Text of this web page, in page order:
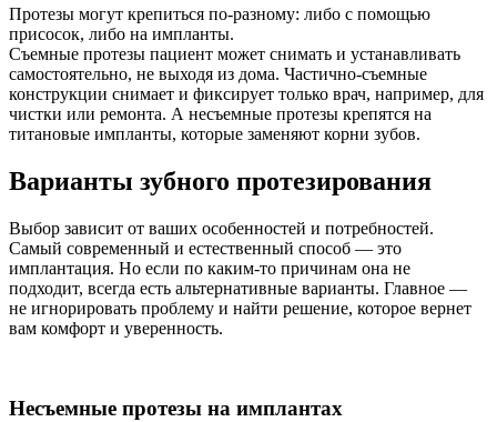
Протезы могут крепиться по-разному: либо с помощью
присосок, либо на импланты.
Съемные протезы пациент может снимать и устанавливать
самостоятельно, не выходя из дома. Частично-съемные
конструкции снимает и фиксирует только врач, например, для
чистки или ремонта. А несъемные протезы крепятся на
титановые импланты, которые заменяют корни зубов.
Варианты зубного протезирования
Выбор зависит от ваших особенностей и потребностей.
Самый современный и естественный способ — это
имплантация. Но если по каким-то причинам она не
подходит, всегда есть альтернативные варианты. Главное —
не игнорировать проблему и найти решение, которое вернет
вам комфорт и уверенность.
Несъемные протезы на имплантах